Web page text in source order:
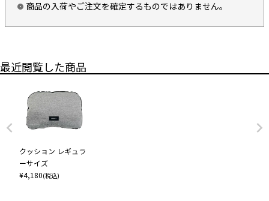
商品の入荷やご注文を確定するものではありません。
最近閲覧した商品
クッション レギュラ
ーサイズ
¥4,180(税込)